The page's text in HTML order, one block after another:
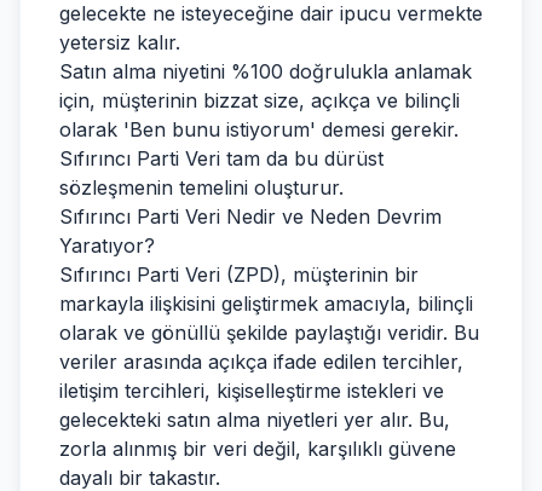
gelecekte ne isteyeceğine dair ipucu vermekte
yetersiz kalır.
Satın alma niyetini %100 doğrulukla anlamak
için, müşterinin bizzat size, açıkça ve bilinçli
olarak 'Ben bunu istiyorum' demesi gerekir.
Sıfırıncı Parti Veri tam da bu dürüst
sözleşmenin temelini oluşturur.
Sıfırıncı Parti Veri Nedir ve Neden Devrim
Yaratıyor?
Sıfırıncı Parti Veri (ZPD), müşterinin bir
markayla ilişkisini geliştirmek amacıyla, bilinçli
olarak ve gönüllü şekilde paylaştığı veridir. Bu
veriler arasında açıkça ifade edilen tercihler,
iletişim tercihleri, kişiselleştirme istekleri ve
gelecekteki satın alma niyetleri yer alır. Bu,
zorla alınmış bir veri değil, karşılıklı güvene
dayalı bir takastır.